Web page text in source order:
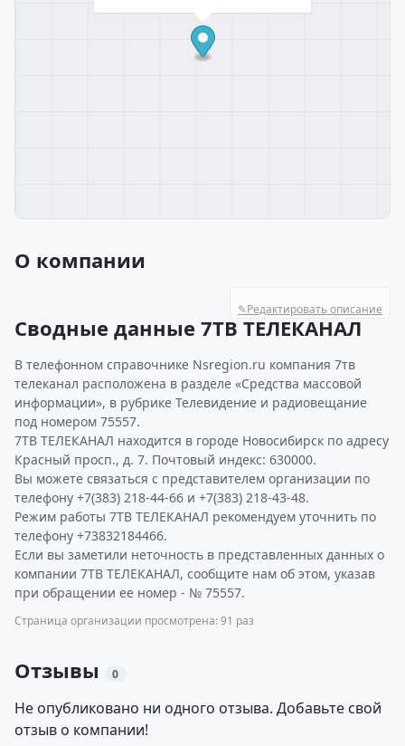
О компании
✎Редактировать описание
Сводные данные 7ТВ ТЕЛЕКАНАЛ
В телефонном справочнике Nsregion.ru компания 7тв
телеканал расположена в разделе «Средства массовой
информации», в рубрике Телевидение и радиовещание
под номером 75557.
7ТВ ТЕЛЕКАНАЛ находится в городе Новосибирск по адресу
Красный просп., д. 7. Почтовый индекс: 630000.
Вы можете связаться с представителем организации по
телефону +7(383) 218-44-66 и +7(383) 218-43-48.
Режим работы 7ТВ ТЕЛЕКАНАЛ рекомендуем уточнить по
телефону +73832184466.
Если вы заметили неточность в представленных данных о
компании 7ТВ ТЕЛЕКАНАЛ, сообщите нам об этом, указав
при обращении ее номер - № 75557.
Страница организации просмотрена: 91 раз
Отзывы 0
Не опубликовано ни одного отзыва. Добавьте свой
отзыв о компании!